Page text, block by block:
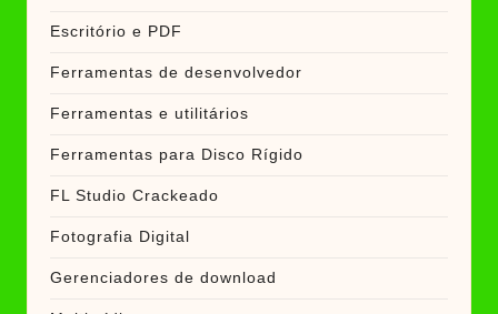
Escritório e PDF
Ferramentas de desenvolvedor
Ferramentas e utilitários
Ferramentas para Disco Rígido
FL Studio Crackeado
Fotografia Digital
Gerenciadores de download